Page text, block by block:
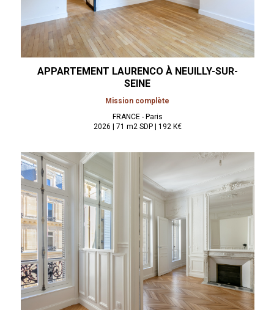
APPARTEMENT LAURENCO À NEUILLY-SUR-
SEINE
Mission complète
FRANCE - Paris
2026 | 71 m2 SDP | 192 K€